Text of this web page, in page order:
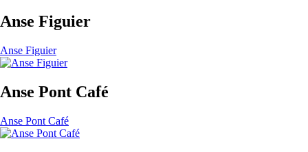
Anse Figuier
Anse Figuier
Anse Pont Café
Anse Pont Café